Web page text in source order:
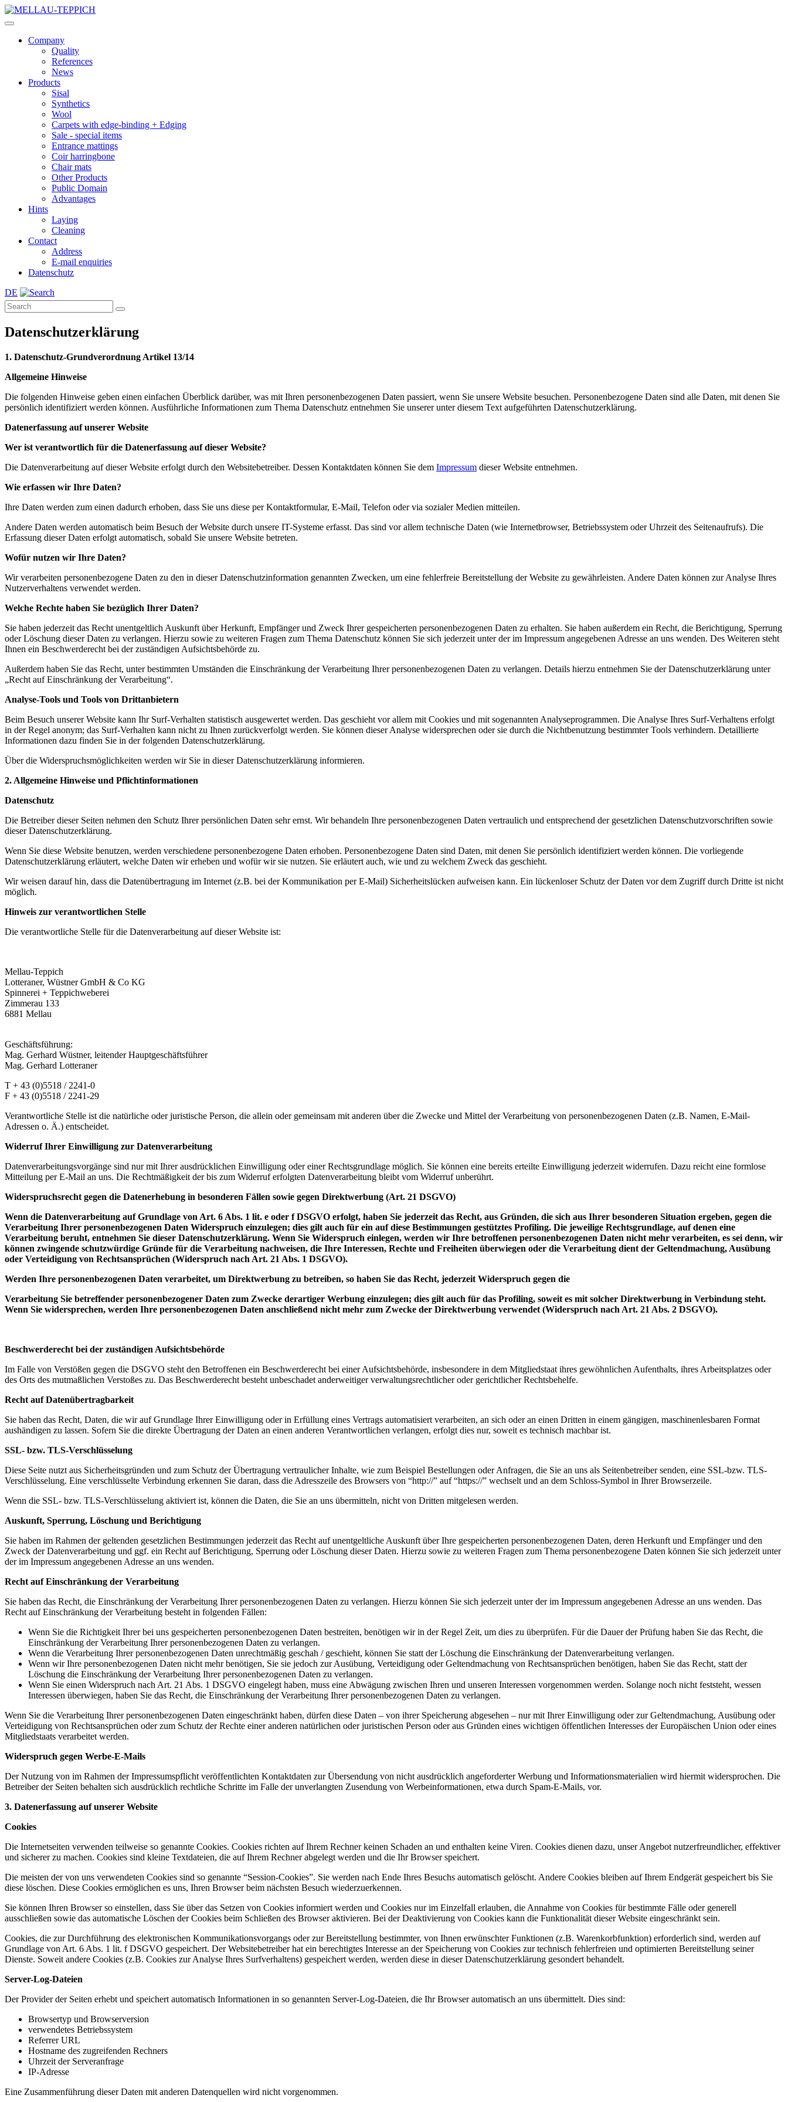
Company
Quality
References
News
Products
Sisal
Synthetics
Wool
Carpets with edge-binding + Edging
Sale - special items
Entrance mattings
Coir harringbone
Chair mats
Other Products
Public Domain
Advantages
Hints
Laying
Cleaning
Contact
Address
E-mail enquiries
Datenschutz
DE
Datenschutzerklärung
1. Datenschutz-Grundverordnung Artikel 13/14
Allgemeine Hinweise
Die folgenden Hinweise geben einen einfachen Überblick darüber, was mit Ihren personenbezogenen Daten passiert, wenn Sie unsere Website besuchen. Personenbezogene Daten sind alle Daten, mit denen Sie
persönlich identifiziert werden können. Ausführliche Informationen zum Thema Datenschutz entnehmen Sie unserer unter diesem Text aufgeführten Datenschutzerklärung.
Datenerfassung auf unserer Website
Wer ist verantwortlich für die Datenerfassung auf dieser Website?
Die Datenverarbeitung auf dieser Website erfolgt durch den Websitebetreiber. Dessen Kontaktdaten können Sie dem Impressum dieser Website entnehmen.
Wie erfassen wir Ihre Daten?
Ihre Daten werden zum einen dadurch erhoben, dass Sie uns diese per Kontaktformular, E-Mail, Telefon oder via sozialer Medien mitteilen.
Andere Daten werden automatisch beim Besuch der Website durch unsere IT-Systeme erfasst. Das sind vor allem technische Daten (wie Internetbrowser, Betriebssystem oder Uhrzeit des Seitenaufrufs). Die
Erfassung dieser Daten erfolgt automatisch, sobald Sie unsere Website betreten.
Wofür nutzen wir Ihre Daten?
Wir verarbeiten personenbezogene Daten zu den in dieser Datenschutzinformation genannten Zwecken, um eine fehlerfreie Bereitstellung der Website zu gewährleisten. Andere Daten können zur Analyse Ihres
Nutzerverhaltens verwendet werden.
Welche Rechte haben Sie bezüglich Ihrer Daten?
Sie haben jederzeit das Recht unentgeltlich Auskunft über Herkunft, Empfänger und Zweck Ihrer gespeicherten personenbezogenen Daten zu erhalten. Sie haben außerdem ein Recht, die Berichtigung, Sperrung
oder Löschung dieser Daten zu verlangen. Hierzu sowie zu weiteren Fragen zum Thema Datenschutz können Sie sich jederzeit unter der im Impressum angegebenen Adresse an uns wenden. Des Weiteren steht
Ihnen ein Beschwerderecht bei der zuständigen Aufsichtsbehörde zu.
Außerdem haben Sie das Recht, unter bestimmten Umständen die Einschränkung der Verarbeitung Ihrer personenbezogenen Daten zu verlangen. Details hierzu entnehmen Sie der Datenschutzerklärung unter
„Recht auf Einschränkung der Verarbeitung“.
Analyse-Tools und Tools von Drittanbietern
Beim Besuch unserer Website kann Ihr Surf-Verhalten statistisch ausgewertet werden. Das geschieht vor allem mit Cookies und mit sogenannten Analyseprogrammen. Die Analyse Ihres Surf-Verhaltens erfolgt
in der Regel anonym; das Surf-Verhalten kann nicht zu Ihnen zurückverfolgt werden. Sie können dieser Analyse widersprechen oder sie durch die Nichtbenutzung bestimmter Tools verhindern. Detaillierte
Informationen dazu finden Sie in der folgenden Datenschutzerklärung.
Über die Widerspruchsmöglichkeiten werden wir Sie in dieser Datenschutzerklärung informieren.
2. Allgemeine Hinweise und Pflichtinformationen
Datenschutz
Die Betreiber dieser Seiten nehmen den Schutz Ihrer persönlichen Daten sehr ernst. Wir behandeln Ihre personenbezogenen Daten vertraulich und entsprechend der gesetzlichen Datenschutzvorschriften sowie
dieser Datenschutzerklärung.
Wenn Sie diese Website benutzen, werden verschiedene personenbezogene Daten erhoben. Personenbezogene Daten sind Daten, mit denen Sie persönlich identifiziert werden können. Die vorliegende
Datenschutzerklärung erläutert, welche Daten wir erheben und wofür wir sie nutzen. Sie erläutert auch, wie und zu welchem Zweck das geschieht.
Wir weisen darauf hin, dass die Datenübertragung im Internet (z.B. bei der Kommunikation per E-Mail) Sicherheitslücken aufweisen kann. Ein lückenloser Schutz der Daten vor dem Zugriff durch Dritte ist nicht
möglich.
Hinweis zur verantwortlichen Stelle
Die verantwortliche Stelle für die Datenverarbeitung auf dieser Website ist:
Mellau-Teppich
Lotteraner, Wüstner GmbH & Co KG
Spinnerei + Teppichweberei
Zimmerau 133
6881 Mellau
Geschäftsführung:
Mag. Gerhard Wüstner, leitender Hauptgeschäftsführer
Mag. Gerhard Lotteraner
T + 43 (0)5518 / 2241-0
F + 43 (0)5518 / 2241-29
Verantwortliche Stelle ist die natürliche oder juristische Person, die allein oder gemeinsam mit anderen über die Zwecke und Mittel der Verarbeitung von personenbezogenen Daten (z.B. Namen, E-Mail-
Adressen o. Ä.) entscheidet.
Widerruf Ihrer Einwilligung zur Datenverarbeitung
Datenverarbeitungsvorgänge sind nur mit Ihrer ausdrücklichen Einwilligung oder einer Rechtsgrundlage möglich. Sie können eine bereits erteilte Einwilligung jederzeit widerrufen. Dazu reicht eine formlose
Mitteilung per E-Mail an uns. Die Rechtmäßigkeit der bis zum Widerruf erfolgten Datenverarbeitung bleibt vom Widerruf unberührt.
Widerspruchsrecht gegen die Datenerhebung in besonderen Fällen sowie gegen Direktwerbung (Art. 21 DSGVO)
Wenn die Datenverarbeitung auf Grundlage von Art. 6 Abs. 1 lit. e oder f DSGVO erfolgt, haben Sie jederzeit das Recht, aus Gründen, die sich aus Ihrer besonderen Situation ergeben, gegen die
Verarbeitung Ihrer personenbezogenen Daten Widerspruch einzulegen; dies gilt auch für ein auf diese Bestimmungen gestütztes Profiling. Die jeweilige Rechtsgrundlage, auf denen eine
Verarbeitung beruht, entnehmen Sie dieser Datenschutzerklärung. Wenn Sie Widerspruch einlegen, werden wir Ihre betroffenen personenbezogenen Daten nicht mehr verarbeiten, es sei denn, wir
können zwingende schutzwürdige Gründe für die Verarbeitung nachweisen, die Ihre Interessen, Rechte und Freiheiten überwiegen oder die Verarbeitung dient der Geltendmachung, Ausübung
oder Verteidigung von Rechtsansprüchen (Widerspruch nach Art. 21 Abs. 1 DSGVO).
Werden Ihre personenbezogenen Daten verarbeitet, um Direktwerbung zu betreiben, so haben Sie das Recht, jederzeit Widerspruch gegen die
Verarbeitung Sie betreffender personenbezogener Daten zum Zwecke derartiger Werbung einzulegen; dies gilt auch für das Profiling, soweit es mit solcher Direktwerbung in Verbindung steht.
Wenn Sie widersprechen, werden Ihre personenbezogenen Daten anschließend nicht mehr zum Zwecke der Direktwerbung verwendet (Widerspruch nach Art. 21 Abs. 2 DSGVO).
Beschwerderecht bei der zuständigen Aufsichtsbehörde
Im Falle von Verstößen gegen die DSGVO steht den Betroffenen ein Beschwerderecht bei einer Aufsichtsbehörde, insbesondere in dem Mitgliedstaat ihres gewöhnlichen Aufenthalts, ihres Arbeitsplatzes oder
des Orts des mutmaßlichen Verstoßes zu. Das Beschwerderecht besteht unbeschadet anderweitiger verwaltungsrechtlicher oder gerichtlicher Rechtsbehelfe.
Recht auf Datenübertragbarkeit
Sie haben das Recht, Daten, die wir auf Grundlage Ihrer Einwilligung oder in Erfüllung eines Vertrags automatisiert verarbeiten, an sich oder an einen Dritten in einem gängigen, maschinenlesbaren Format
aushändigen zu lassen. Sofern Sie die direkte Übertragung der Daten an einen anderen Verantwortlichen verlangen, erfolgt dies nur, soweit es technisch machbar ist.
SSL- bzw. TLS-Verschlüsselung
Diese Seite nutzt aus Sicherheitsgründen und zum Schutz der Übertragung vertraulicher Inhalte, wie zum Beispiel Bestellungen oder Anfragen, die Sie an uns als Seitenbetreiber senden, eine SSL-bzw. TLS-
Verschlüsselung. Eine verschlüsselte Verbindung erkennen Sie daran, dass die Adresszeile des Browsers von “http://” auf “https://” wechselt und an dem Schloss-Symbol in Ihrer Browserzeile.
Wenn die SSL- bzw. TLS-Verschlüsselung aktiviert ist, können die Daten, die Sie an uns übermitteln, nicht von Dritten mitgelesen werden.
Auskunft, Sperrung, Löschung und Berichtigung
Sie haben im Rahmen der geltenden gesetzlichen Bestimmungen jederzeit das Recht auf unentgeltliche Auskunft über Ihre gespeicherten personenbezogenen Daten, deren Herkunft und Empfänger und den
Zweck der Datenverarbeitung und ggf. ein Recht auf Berichtigung, Sperrung oder Löschung dieser Daten. Hierzu sowie zu weiteren Fragen zum Thema personenbezogene Daten können Sie sich jederzeit unter
der im Impressum angegebenen Adresse an uns wenden.
Recht auf Einschränkung der Verarbeitung
Sie haben das Recht, die Einschränkung der Verarbeitung Ihrer personenbezogenen Daten zu verlangen. Hierzu können Sie sich jederzeit unter der im Impressum angegebenen Adresse an uns wenden. Das
Recht auf Einschränkung der Verarbeitung besteht in folgenden Fällen:
Wenn Sie die Richtigkeit Ihrer bei uns gespeicherten personenbezogenen Daten bestreiten, benötigen wir in der Regel Zeit, um dies zu überprüfen. Für die Dauer der Prüfung haben Sie das Recht, die
Einschränkung der Verarbeitung Ihrer personenbezogenen Daten zu verlangen.
Wenn die Verarbeitung Ihrer personenbezogenen Daten unrechtmäßig geschah / geschieht, können Sie statt der Löschung die Einschränkung der Datenverarbeitung verlangen.
Wenn wir Ihre personenbezogenen Daten nicht mehr benötigen, Sie sie jedoch zur Ausübung, Verteidigung oder Geltendmachung von Rechtsansprüchen benötigen, haben Sie das Recht, statt der
Löschung die Einschränkung der Verarbeitung Ihrer personenbezogenen Daten zu verlangen.
Wenn Sie einen Widerspruch nach Art. 21 Abs. 1 DSGVO eingelegt haben, muss eine Abwägung zwischen Ihren und unseren Interessen vorgenommen werden. Solange noch nicht feststeht, wessen
Interessen überwiegen, haben Sie das Recht, die Einschränkung der Verarbeitung Ihrer personenbezogenen Daten zu verlangen.
Wenn Sie die Verarbeitung Ihrer personenbezogenen Daten eingeschränkt haben, dürfen diese Daten – von ihrer Speicherung abgesehen – nur mit Ihrer Einwilligung oder zur Geltendmachung, Ausübung oder
Verteidigung von Rechtsansprüchen oder zum Schutz der Rechte einer anderen natürlichen oder juristischen Person oder aus Gründen eines wichtigen öffentlichen Interesses der Europäischen Union oder eines
Mitgliedstaats verarbeitet werden.
Widerspruch gegen Werbe-E-Mails
Der Nutzung von im Rahmen der Impressumspflicht veröffentlichten Kontaktdaten zur Übersendung von nicht ausdrücklich angeforderter Werbung und Informationsmaterialien wird hiermit widersprochen. Die
Betreiber der Seiten behalten sich ausdrücklich rechtliche Schritte im Falle der unverlangten Zusendung von Werbeinformationen, etwa durch Spam-E-Mails, vor.
3. Datenerfassung auf unserer Website
Cookies
Die Internetseiten verwenden teilweise so genannte Cookies. Cookies richten auf Ihrem Rechner keinen Schaden an und enthalten keine Viren. Cookies dienen dazu, unser Angebot nutzerfreundlicher, effektiver
und sicherer zu machen. Cookies sind kleine Textdateien, die auf Ihrem Rechner abgelegt werden und die Ihr Browser speichert.
Die meisten der von uns verwendeten Cookies sind so genannte “Session-Cookies”. Sie werden nach Ende Ihres Besuchs automatisch gelöscht. Andere Cookies bleiben auf Ihrem Endgerät gespeichert bis Sie
diese löschen. Diese Cookies ermöglichen es uns, Ihren Browser beim nächsten Besuch wiederzuerkennen.
Sie können Ihren Browser so einstellen, dass Sie über das Setzen von Cookies informiert werden und Cookies nur im Einzelfall erlauben, die Annahme von Cookies für bestimmte Fälle oder generell
ausschließen sowie das automatische Löschen der Cookies beim Schließen des Browser aktivieren. Bei der Deaktivierung von Cookies kann die Funktionalität dieser Website eingeschränkt sein.
Cookies, die zur Durchführung des elektronischen Kommunikationsvorgangs oder zur Bereitstellung bestimmter, von Ihnen erwünschter Funktionen (z.B. Warenkorbfunktion) erforderlich sind, werden auf
Grundlage von Art. 6 Abs. 1 lit. f DSGVO gespeichert. Der Websitebetreiber hat ein berechtigtes Interesse an der Speicherung von Cookies zur technisch fehlerfreien und optimierten Bereitstellung seiner
Dienste. Soweit andere Cookies (z.B. Cookies zur Analyse Ihres Surfverhaltens) gespeichert werden, werden diese in dieser Datenschutzerklärung gesondert behandelt.
Server-Log-Dateien
Der Provider der Seiten erhebt und speichert automatisch Informationen in so genannten Server-Log-Dateien, die Ihr Browser automatisch an uns übermittelt. Dies sind:
Browsertyp und Browserversion
verwendetes Betriebssystem
Referrer URL
Hostname des zugreifenden Rechners
Uhrzeit der Serveranfrage
IP-Adresse
Eine Zusammenführung dieser Daten mit anderen Datenquellen wird nicht vorgenommen.